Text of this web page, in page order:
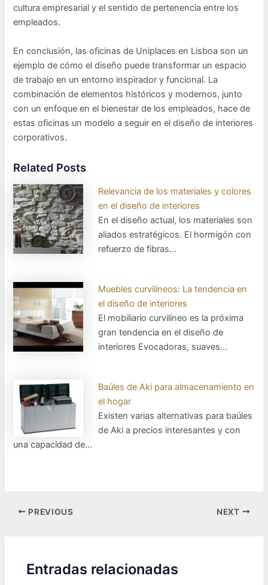
cultura empresarial y el sentido de pertenencia entre los
empleados.
En conclusión, las oficinas de Uniplaces en Lisboa son un
ejemplo de cómo el diseño puede transformar un espacio
de trabajo en un entorno inspirador y funcional. La
combinación de elementos históricos y modernos, junto
con un enfoque en el bienestar de los empleados, hace de
estas oficinas un modelo a seguir en el diseño de interiores
corporativos.
Related Posts
Relevancia de los materiales y colores
en el diseño de interiores
En el diseño actual, los materiales son
aliados estratégicos. El hormigón con
refuerzo de fibras…
Muebles curvilíneos: La tendencia en
el diseño de interiores
El mobiliario curvilíneo es la próxima
gran tendencia en el diseño de
interiores Evocadoras, suaves…
Baúles de Aki para almacenamiento en
el hogar
Existen varias alternativas para baúles
de Aki a precios interesantes y con
una capacidad de…
Post
PREVIOUS NEXT
Entradas relacionadas